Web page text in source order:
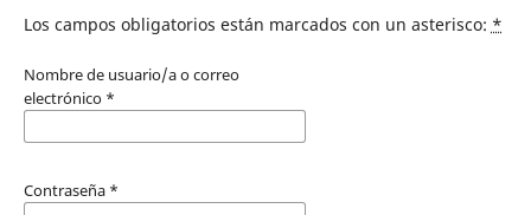
Los campos obligatorios están marcados con un asterisco: *
Nombre de usuario/a o correo
electrónico *
Contraseña *